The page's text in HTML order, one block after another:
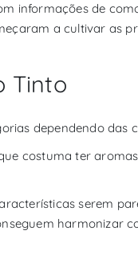
informações de
a cultivar as
Tinto
dependendo das
costuma ter
serem
harmonizar